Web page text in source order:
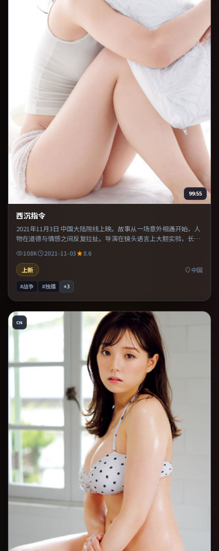
99:55
西沉指令
2021年11月3日 中国大陆院线上映。故事从一场意外相遇开始，人
物在道德与情感之间反复拉扯。导演在镜头语言上大胆实验，长镜
头与特写交替强化压迫感。既有类型片爽感，也保留作者表达，口
碑潜力不俗。
108K 2021-11-03
8.6
上新
中国
#战争 #独播 +3
CN